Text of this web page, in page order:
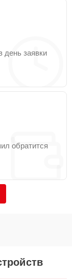
день заявки
обратится